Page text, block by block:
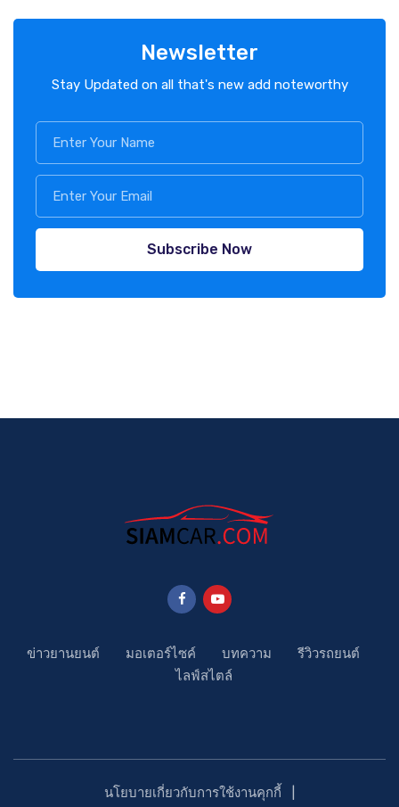
Newsletter
Stay Updated on all that's new add noteworthy
Subscribe Now
ข่าวยานยนต์ มอเตอร์ไซค์ บทความ
รีวิวรถยนต์
ไลฟ์สไตล์
นโยบายเกี่ยวกับการใช้งานคุกกี้